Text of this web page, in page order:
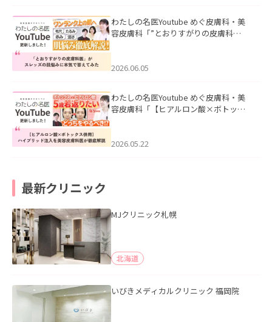
わたしの名医Youtube めぐ皮膚科・美
容皮膚科「”とおりすがりの皮膚科
2026.06.05
わたしの名医Youtube めぐ皮膚科・美
容皮膚科「【ヒアルロン酸×ボトック
た。
2026.05.22
最新クリニック
MJクリニック札幌
北海道
いびきメディカルクリニック 福岡院